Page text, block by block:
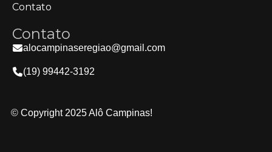
Contato
Contato
alocampinaseregiao@gmail.com
(19) 99442-3192
© Copyright 2025 Alô Campinas!